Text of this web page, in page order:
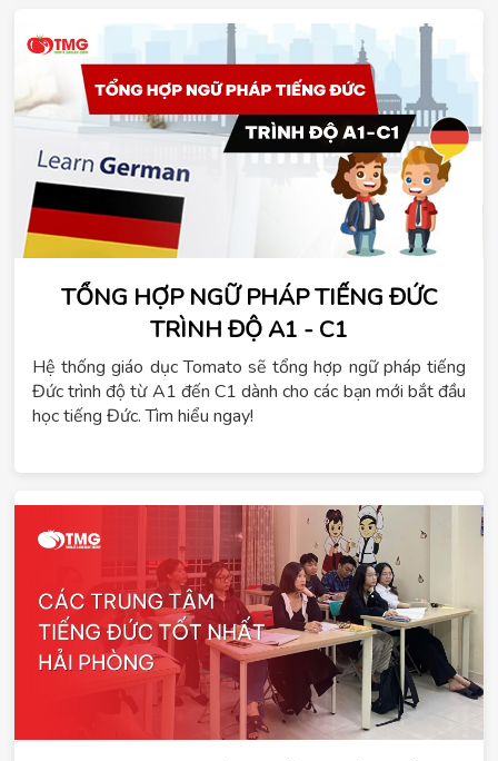
TỔNG HỢP NGỮ PHÁP TIẾNG ĐỨC
TRÌNH ĐỘ A1 - C1
Hệ thống giáo dục Tomato sẽ tổng hợp ngữ pháp tiếng
Đức trình độ từ A1 đến C1 dành cho các bạn mới bắt đầu
học tiếng Đức. Tìm hiểu ngay!